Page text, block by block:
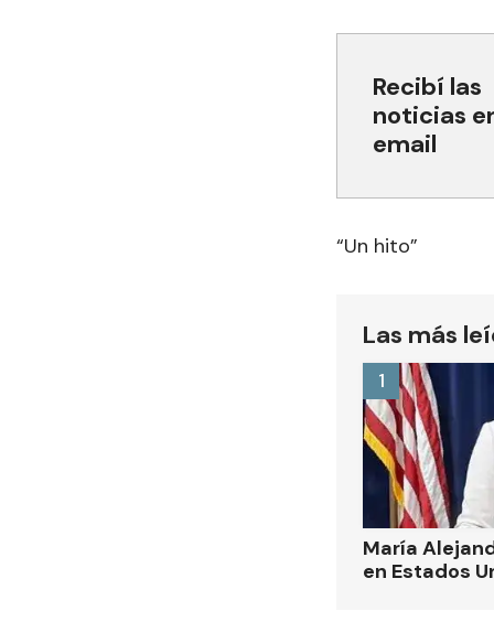
Recibí las
noticias
email
“Un hito”
Las más
María
en Estados
1